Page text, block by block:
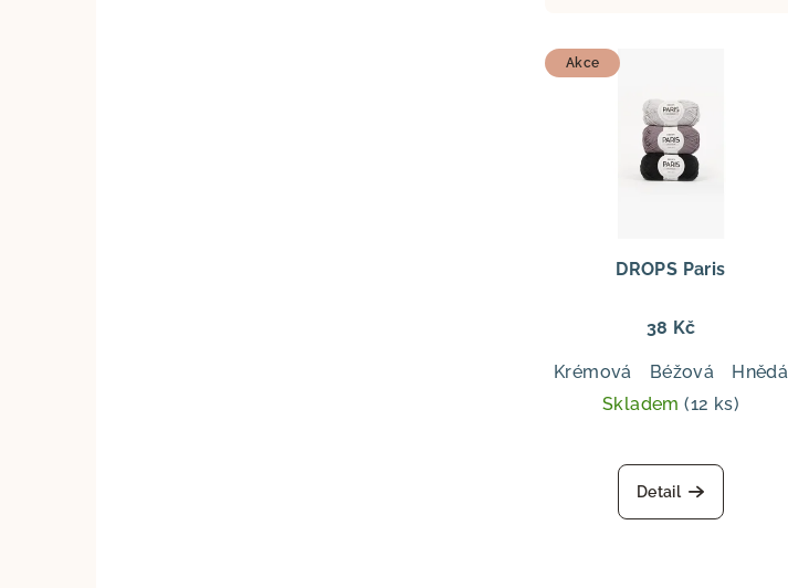
e
u
V
d
Akce
DROPS Paris
38 Kč
Krémová Béžová Hnědá
Skladem(12 ks)
Detail